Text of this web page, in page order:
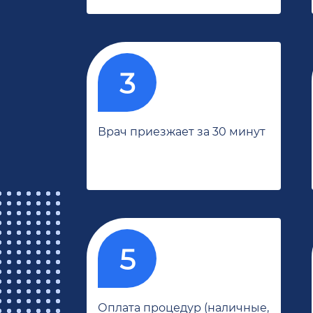
Врач приезжает за 30 минут
Оплата процедур (наличные,